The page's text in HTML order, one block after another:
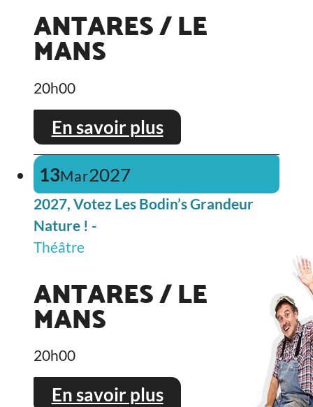
ANTARES / LE
MANS
20h00
En savoir plus
13Mar2027
2027, Votez Les Bodin’s Grandeur
Nature ! -
Théâtre
ANTARES / LE
MANS
20h00
En savoir plus